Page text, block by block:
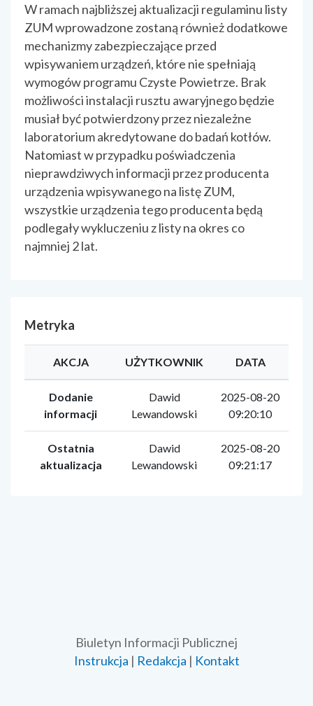
W ramach najbliższej aktualizacji regulaminu listy
ZUM wprowadzone zostaną również dodatkowe
mechanizmy zabezpieczające przed
wpisywaniem urządzeń, które nie spełniają
wymogów programu Czyste Powietrze. Brak
możliwości instalacji rusztu awaryjnego będzie
musiał być potwierdzony przez niezależne
laboratorium akredytowane do badań kotłów.
Natomiast w przypadku poświadczenia
nieprawdziwych informacji przez producenta
urządzenia wpisywanego na listę ZUM,
wszystkie urządzenia tego producenta będą
podlegały wykluczeniu z listy na okres co
najmniej 2 lat.
Metryka
AKCJA UŻYTKOWNIK DATA
Dodanie
informacji
Dawid
Lewandowski
2025-08-20
09:20:10
Ostatnia
aktualizacja
Dawid
Lewandowski
2025-08-20
09:21:17
Biuletyn Informacji Publicznej
Instrukcja | Redakcja | Kontakt